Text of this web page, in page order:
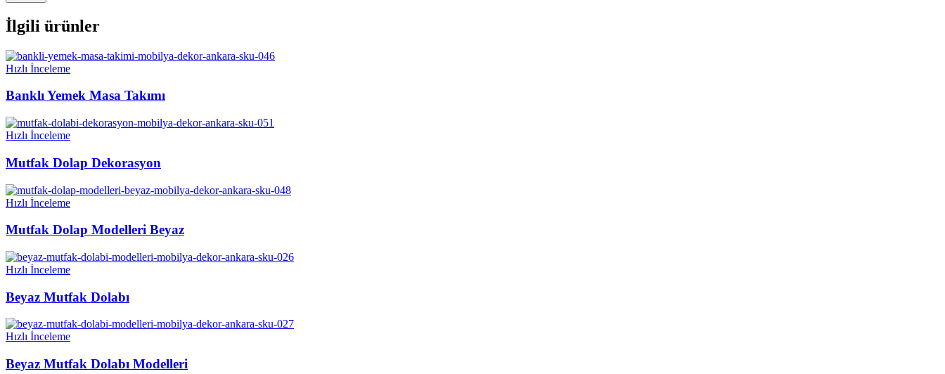
İlgili ürünler
Hızlı İnceleme
Banklı Yemek Masa Takımı
Hızlı İnceleme
Mutfak Dolap Dekorasyon
Hızlı İnceleme
Mutfak Dolap Modelleri Beyaz
Hızlı İnceleme
Beyaz Mutfak Dolabı
Hızlı İnceleme
Beyaz Mutfak Dolabı Modelleri